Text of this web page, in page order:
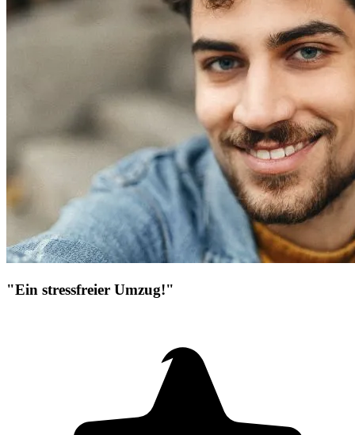
"Ein stressfreier Umzug!"